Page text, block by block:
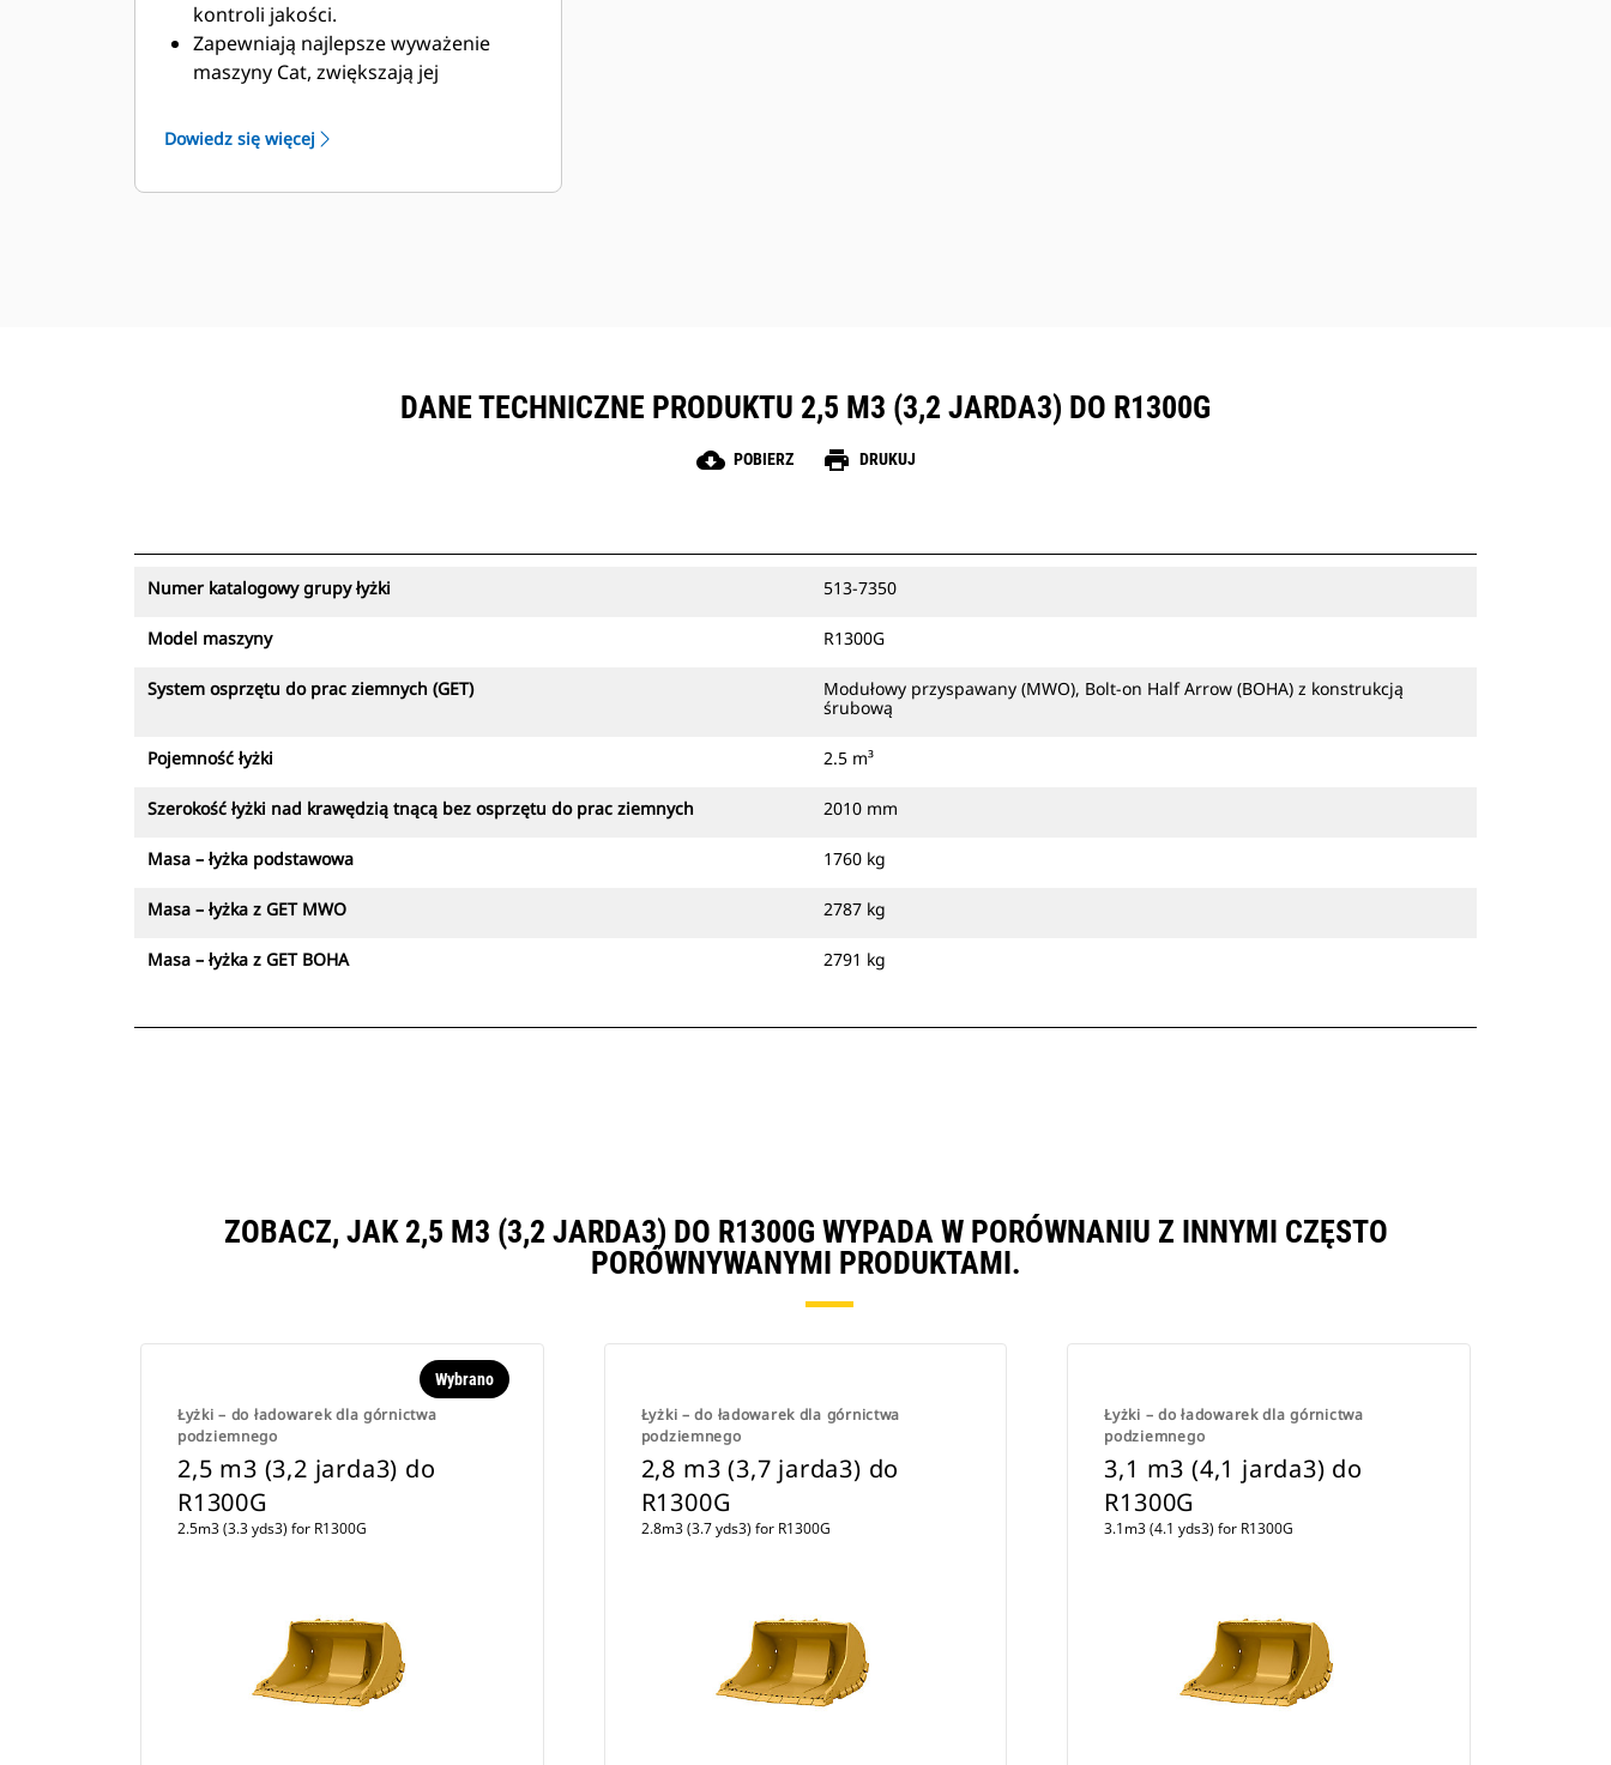
kontroli jakości.
Zapewniają najlepsze wyważenie
maszyny Cat, zwiększają jej
załadunek oraz pozwalają
wykorzystać dużą siłę odspajania.
Szeroka oferta pozwalająca spełnić
Dowiedz się więcej
DANE TECHNICZNE PRODUKTU 2,5 M3 (3,2 JARDA3) DO R1300G
cloud_download POBIERZ print DRUKUJ
Numer katalogowy grupy łyżki 513-7350
Model maszyny R1300G
System osprzętu do prac ziemnych (GET)
Modułowy przyspawany (MWO), Bolt-on Half Arrow (BOHA) z konstrukcją
śrubową
Pojemność łyżki 2.5 m³
Szerokość łyżki nad krawędzią tnącą bez osprzętu do prac ziemnych 2010 mm
Masa – łyżka podstawowa 1760 kg
Masa – łyżka z GET MWO 2787 kg
Masa – łyżka z GET BOHA 2791 kg
ZOBACZ, JAK 2,5 M3 (3,2 JARDA3) DO R1300G WYPADA W PORÓWNANIU Z INNYMI CZĘSTO
PORÓWNYWANYMI PRODUKTAMI.
Łyżki – do ładowarek dla górnictwa
podziemnego
Wybrano
2,5 m3 (3,2 jarda3) do
R1300G
2.5m3 (3.3 yds3) for R1300G
Łyżki – do ładowarek dla górnictwa
podziemnego
2,8 m3 (3,7 jarda3) do
R1300G
2.8m3 (3.7 yds3) for R1300G
Łyżki – do ładowarek dla górnictwa
podziemnego
3,1 m3 (4,1 jarda3) do
R1300G
3.1m3 (4.1 yds3) for R1300G